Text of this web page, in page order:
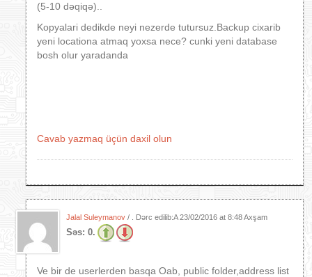
(5-10 dəqiqə)..
Kopyalari dedikde neyi nezerde tutursuz.Backup cixarib
yeni locationa atmaq yoxsa nece? cunki yeni database
bosh olur yaradanda
Cavab yazmaq üçün daxil olun
Jalal Suleymanov / . Dərc edilib:A23/02/2016 at 8:48 Axşam
Səs: 0.
Ve bir de userlerden basqa Oab, public folder,address list